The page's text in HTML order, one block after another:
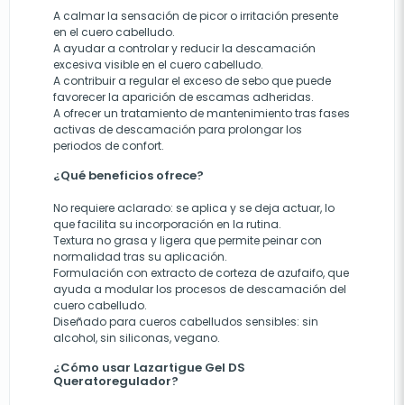
A calmar la sensación de picor o irritación presente
en el cuero cabelludo.
A ayudar a controlar y reducir la descamación
excesiva visible en el cuero cabelludo.
A contribuir a regular el exceso de sebo que puede
favorecer la aparición de escamas adheridas.
A ofrecer un tratamiento de mantenimiento tras fases
activas de descamación para prolongar los
periodos de confort.
¿Qué beneficios ofrece?
No requiere aclarado: se aplica y se deja actuar, lo
que facilita su incorporación en la rutina.
Textura no grasa y ligera que permite peinar con
normalidad tras su aplicación.
Formulación con extracto de corteza de azufaifo, que
ayuda a modular los procesos de descamación del
cuero cabelludo.
Diseñado para cueros cabelludos sensibles: sin
alcohol, sin siliconas, vegano.
¿Cómo usar Lazartigue Gel DS
Queratoregulador?